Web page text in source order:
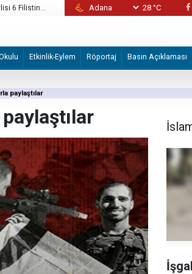
6 Filistinli
İran "Mekke Anlaşması"nı hazmedemedi!
28 °C
Etkinlik-Eylem Röportaj Basın Açıklaması
paylaştılar
paylaştılar